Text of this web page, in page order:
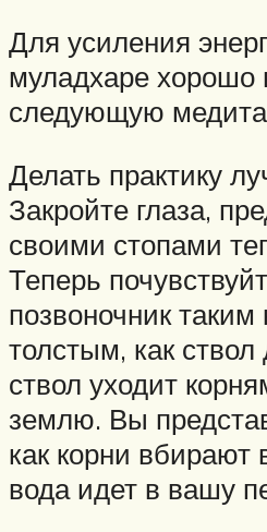
Для усиления
муладхаре хорошо
следующую
Делать практику
Закройте глаза,
своими стопами
Теперь
позвоночник таким
толстым, как
ствол уходит
землю. Вы
как корни вбирают
вода идет в вашу